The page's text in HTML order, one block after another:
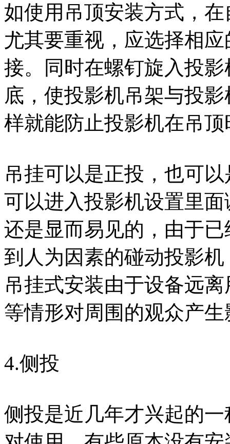
如使用吊顶安装方式，
尤其要重视，应选择相
接。同时在螺钉旋入投
底，使投影机吊架与投
样就能防止投影机在吊
吊挂可以是正投，也可
可以进入投影机设置里
还是显而易见的，由于
到人为因素的碰动投影
吊挂式安装由于设备远
等情形对周围的观众产生
4.侧投
侧投是近几年才兴起的